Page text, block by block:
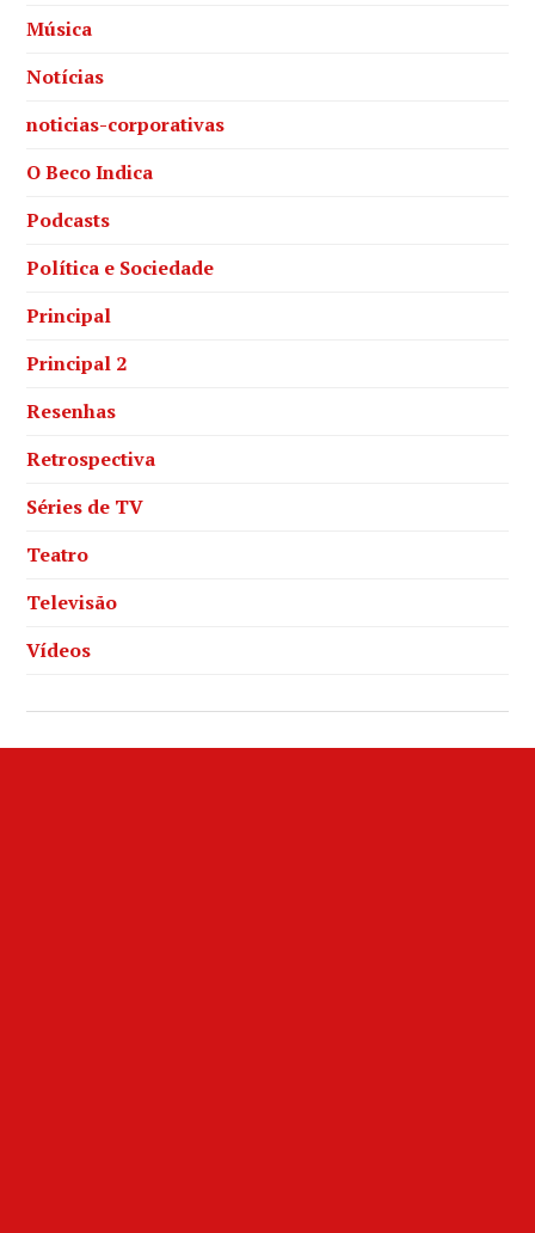
Música
Notícias
noticias-corporativas
O Beco Indica
Podcasts
Política e Sociedade
Principal
Principal 2
Resenhas
Retrospectiva
Séries de TV
Teatro
Televisão
Vídeos